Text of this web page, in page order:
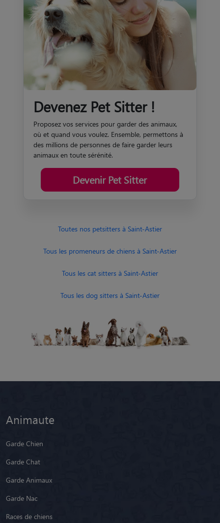
Devenez Pet Sitter !
Proposez vos services pour garder des animaux,
où et quand vous voulez. Ensemble, permettons à
des millions de personnes de faire garder leurs
animaux en toute sérénité.
Devenir Pet Sitter
Toutes nos petsitters à Saint-Astier
Tous les promeneurs de chiens à Saint-Astier
Tous les cat sitters à Saint-Astier
Tous les dog sitters à Saint-Astier
Animaute
Garde Chien
Garde Chat
Garde Animaux
Garde Nac
Races de chiens